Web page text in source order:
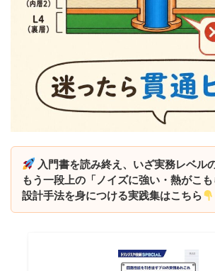
入門書を読み終え、いざ実務レベル
もう一段上の「ノイズに強い・熱がこ
設計手法を身につける実践集はこちら